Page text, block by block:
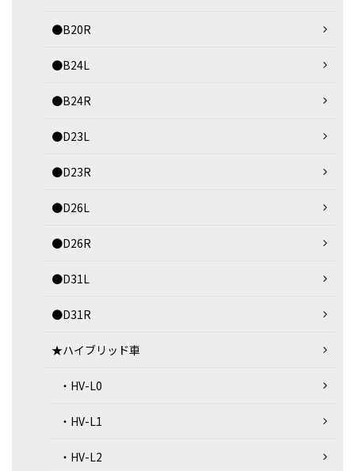
●B20R
●B24L
●B24R
●D23L
●D23R
●D26L
●D26R
●D31L
●D31R
★ハイブリッド車
・HV-L0
・HV-L1
・HV-L2